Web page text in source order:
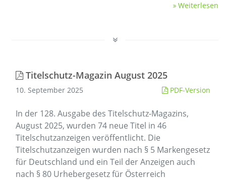
Weiterlesen
Titelschutz-Magazin August 2025
10. September 2025 PDF-Version
In der 128. Ausgabe des Titelschutz-Magazins,
August 2025, wurden 74 neue Titel in 46
Titelschutzanzeigen veröffentlicht. Die
Titelschutzanzeigen wurden nach § 5 Markengesetz
für Deutschland und ein Teil der Anzeigen auch
nach § 80 Urhebergesetz für Österreich